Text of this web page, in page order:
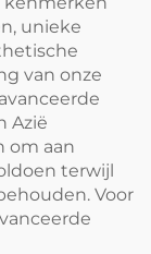
unieke
van onze
Azië
om aan
terwijl
Voor